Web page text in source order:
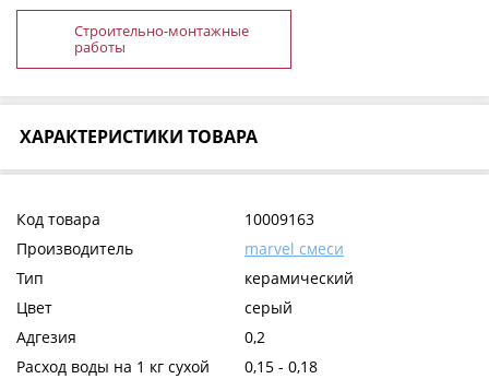
Строительно-монтажные
работы
ХАРАКТЕРИСТИКИ ТОВАРА
Код товара
10009163
Производитель
marvel смеси
Тип
керамический
Цвет
серый
Адгезия
0,2
Расход воды на 1 кг сухой
0,15 - 0,18